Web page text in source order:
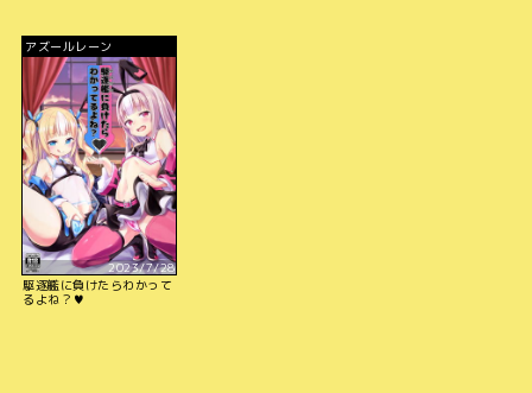
アズールレーン
2023/7/28
駆逐艦に負けたらわかって
るよね？♥